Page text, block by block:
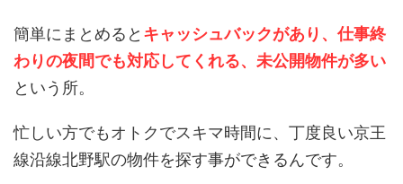
簡単にまとめると キャッシュバックがあり、仕事終
わりの夜間でも対応してくれる、未公開物件が多い
という所。
忙しい方でもオトクでスキマ時間に、丁度良い京王
線沿線北野駅の物件を探す事ができるんです。